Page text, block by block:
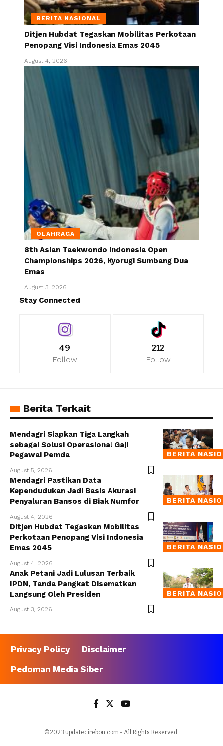
BERITA NASIONAL
Ditjen Hubdat Tegaskan Mobilitas Perkotaan
Penopang Visi Indonesia Emas 2045
August 4, 2026
OLAHRAGA
8th Asian Taekwondo Indonesia Open
Championships 2026, Kyorugi Sumbang Dua
Emas
August 3, 2026
Stay Connected
49
Follow
212
Follow
Berita Terkait
BERITA
Mendagri Siapkan Tiga Langkah
sebagai Solusi Operasional Gaji
Pegawai Pemda
August 5, 2026
BERITA
Mendagri Pastikan Data
Kependudukan Jadi Basis Akurasi
Penyaluran Bansos di Biak Numfor
August 4, 2026
BERITA
Ditjen Hubdat Tegaskan Mobilitas
Perkotaan Penopang Visi Indonesia
Emas 2045
August 4, 2026
BERITA
Anak Petani Jadi Lulusan Terbaik
IPDN, Tanda Pangkat Disematkan
Langsung Oleh Presiden
August 3, 2026
Privacy Policy
Disclaimer
Pedoman Media Siber
©2023 updatecirebon.com - All Rights Reserved.